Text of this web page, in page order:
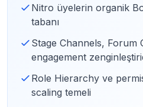
Nitro üyelerin organik
tabanı
Stage Channels, Forum
engagement
Role Hierarchy ve
scaling temeli